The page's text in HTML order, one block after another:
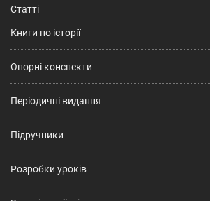
Статті
Книги по історії
Опорні конспекти
Періодичні видання
Підручники
Розробки уроків